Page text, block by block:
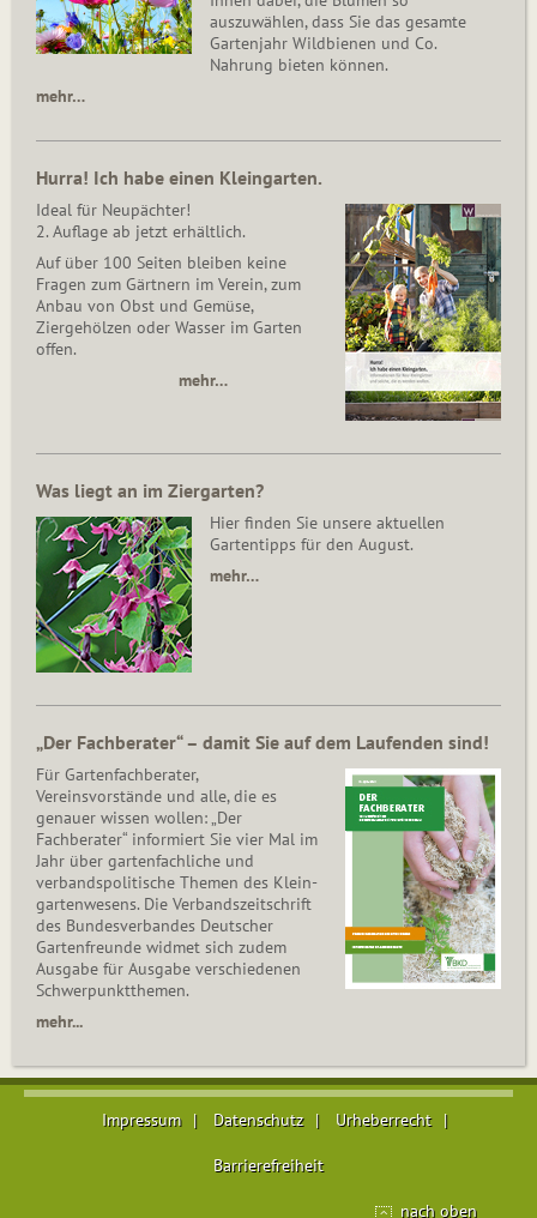
auszuwählen, dass Sie das gesamte
Gartenjahr Wildbienen und Co.
Nahrung bieten können.
mehr…
Hurra! Ich habe einen Kleingarten.
Ideal für Neupächter!
2. Auflage ab jetzt erhältlich.
Auf über 100 Seiten bleiben keine
Fragen zum Gärtnern im Verein, zum
Anbau von Obst und Gemüse,
Ziergehölzen oder Wasser im Garten
offen.
mehr…
Was liegt an im Ziergarten?
Hier finden Sie unsere aktuellen
Gartentipps für den August.
mehr…
„Der Fachberater“ – damit Sie auf dem Laufenden sind!
Für Gartenfachberater,
Vereinsvorstände und alle, die es
genauer wissen wollen: „Der
Fachberater“ informiert Sie vier Mal im
Jahr über gartenfachliche und
verbandspolitische Themen des Klein­
gar­ten­wesens. Die Ver­bands­zeit­schrift
des Bun­des­ver­ban­des Deutscher
Gartenfreunde widmet sich zudem
Ausgabe für Ausgabe verschiedenen
Schwer­punkt­the­men.
mehr...
Impressum Datenschutz Urheberrecht
Barrierefreiheit
nach oben